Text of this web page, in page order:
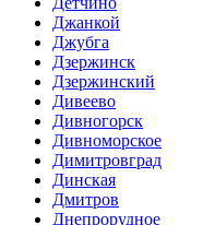
Джанкой
Джубга
Дзержинск
Дзержинский
Дивеево
Дивногорск
Дивноморское
Димитровград
Динская
Дмитров
Днепрорудное